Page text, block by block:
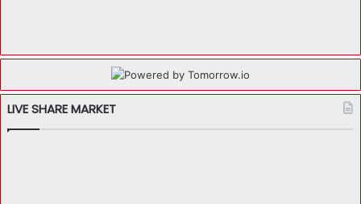
LIVE SHARE MARKET